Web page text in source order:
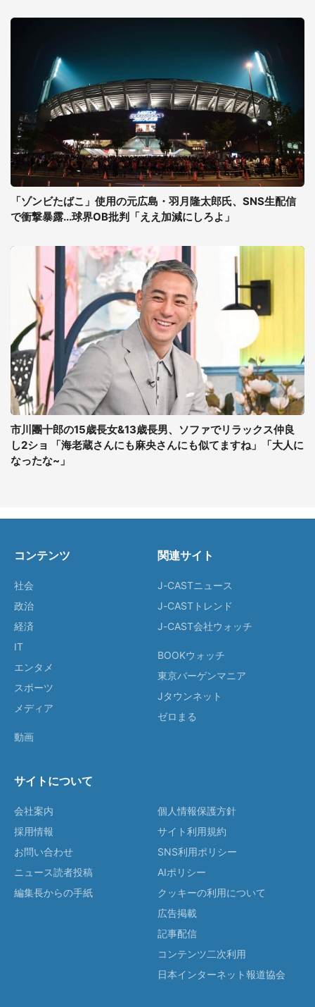
「ゾンビたばこ」使用の元広島・羽月隆太郎氏、SNS生配信
で衝撃暴露...球界OB批判「ええ加減にしろよ」
市川團十郎の15歳長女&13歳長男、ソファでリラックス仲良
し2ショ 「海老蔵さんにも麻央さんにも似てますね」「大人に
なったな~」
コンテンツ
社会
政治
経済
IT
エンタメ
スポーツ
メディア
動画
関連サイト
J-CASTニュース
J-CASTトレンド
J-CAST会社ウォッチ
BOOKウォッチ
東京バーゲンマニア
Jタウンネット
ゼロまる
サイトについて
会社案内
採用情報
お問い合わせ
ニュース読者投稿
編集長からの手紙
個人情報保護方針
サイト利用規約
SNS利用ポリシー
AIポリシー
クッキーの利用について
広告掲載
記事配信
コンテンツ二次利用
日本インターネット報道協会